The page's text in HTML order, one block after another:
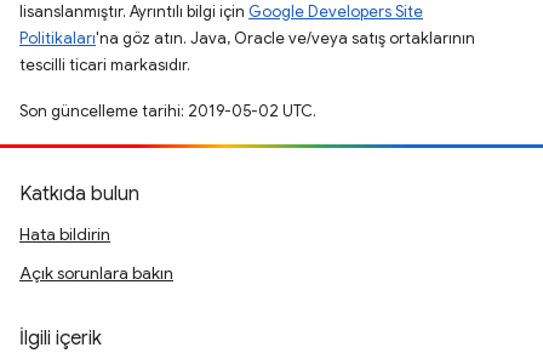
lisanslanmıştır. Ayrıntılı bilgi için Google Developers Site
Politikaları'na göz atın. Java, Oracle ve/veya satış ortaklarının
tescilli ticari markasıdır.
Son güncelleme tarihi: 2019-05-02 UTC.
Katkıda bulun
Hata bildirin
Açık sorunlara bakın
İlgili içerik